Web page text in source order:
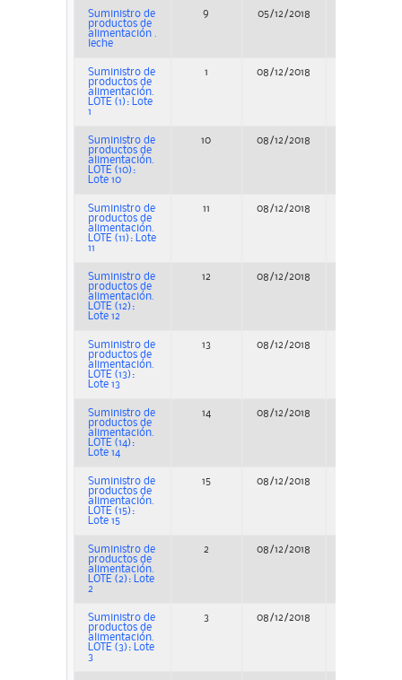
Suministro de
productos de
alimentación .
leche
9 05/12/2018
Suministro de
productos de
alimentación.
LOTE (1): Lote
1
1 08/12/2018
Suministro de
productos de
alimentación.
LOTE (10):
Lote 10
10 08/12/2018
Suministro de
productos de
alimentación.
LOTE (11): Lote
11
11 08/12/2018
Suministro de
productos de
alimentación.
LOTE (12):
Lote 12
12 08/12/2018
Suministro de
productos de
alimentación.
LOTE (13):
Lote 13
13 08/12/2018
Suministro de
productos de
alimentación.
LOTE (14):
Lote 14
14 08/12/2018
Suministro de
productos de
alimentación.
LOTE (15):
Lote 15
15 08/12/2018
Suministro de
productos de
alimentación.
LOTE (2): Lote
2
2 08/12/2018
Suministro de
productos de
alimentación.
LOTE (3): Lote
3
3 08/12/2018